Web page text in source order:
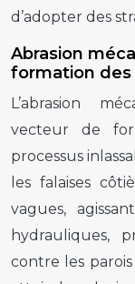
d’adopter des
Abrasion
formation des
L’abrasion
vecteur de
processus
les falaises
vagues,
hydrauliques,
contre les